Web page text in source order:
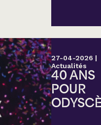
27-04-2026 |
Actualités
40 ANS
POUR